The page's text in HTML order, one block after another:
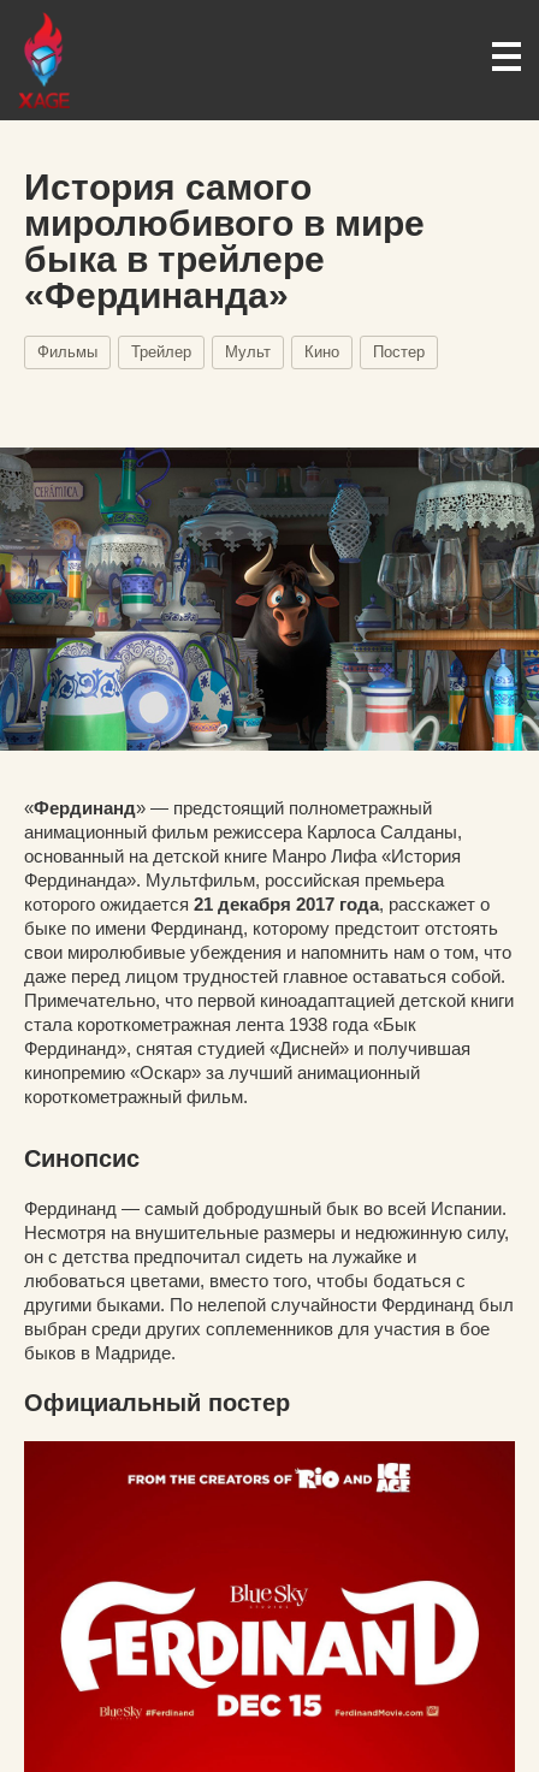
История самого
миролюбивого в мире
быка в трейлере
«Фердинанда»
Фильмы Трейлер Мульт Кино Постер
«Фердинанд» — предстоящий полнометражный
анимационный фильм режиссера Карлоса Салданы,
основанный на детской книге Манро Лифа «История
Фердинанда». Мультфильм, российская премьера
которого ожидается 21 декабря 2017 года, расскажет о
быке по имени Фердинанд, которому предстоит отстоять
свои миролюбивые убеждения и напомнить нам о том, что
даже перед лицом трудностей главное оставаться собой.
Примечательно, что первой киноадаптацией детской книги
стала короткометражная лента 1938 года «Бык
Фердинанд», снятая студией «Дисней» и получившая
кинопремию «Оскар» за лучший анимационный
короткометражный фильм.
Синопсис
Фердинанд — самый добродушный бык во всей Испании.
Несмотря на внушительные размеры и недюжинную силу,
он с детства предпочитал сидеть на лужайке и
любоваться цветами, вместо того, чтобы бодаться с
другими быками. По нелепой случайности Фердинанд был
выбран среди других соплеменников для участия в бое
быков в Мадриде.
Официальный постер